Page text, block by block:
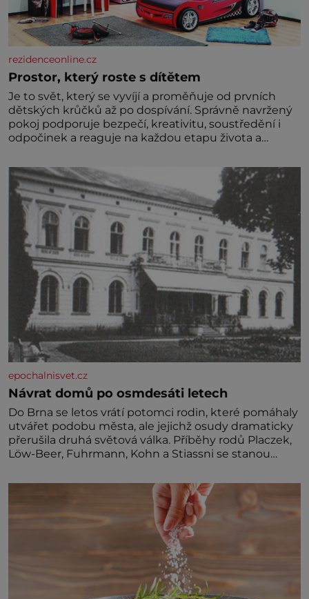
rezidenceonline.cz
Prostor, který roste s dítětem
Je to svět, který se vyvíjí a proměňuje od prvních
dětských krůčků až po dospívání. Správně navržený
pokoj podporuje bezpečí, kreativitu, soustředění i
odpočinek a reaguje na každou etapu života a
jednoduchost, měkkost a bezpečí, proto by pokoj
miminka měl působit především klidně a útulně.
Předškolní věk je
epochalnisvet.cz
Návrat domů po osmdesáti letech
Do Brna se letos vrátí potomci rodin, které pomáhaly
utvářet podobu města, ale jejichž osudy dramaticky
přerušila druhá světová válka. Příběhy rodů Placzek,
Löw-Beer, Fuhrmann, Kohn a Stiassni se stanou
židovské kultury ŠTETL FEST 2026. Některé návraty
nejsou jednoduché. Místa, která si člověk pamatuje z
rodinných vyprávění, už dávno